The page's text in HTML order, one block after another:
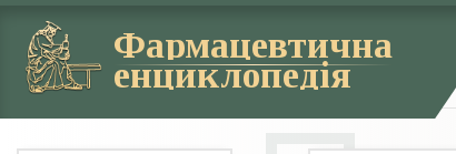
Фармацевтична
енциклопедія